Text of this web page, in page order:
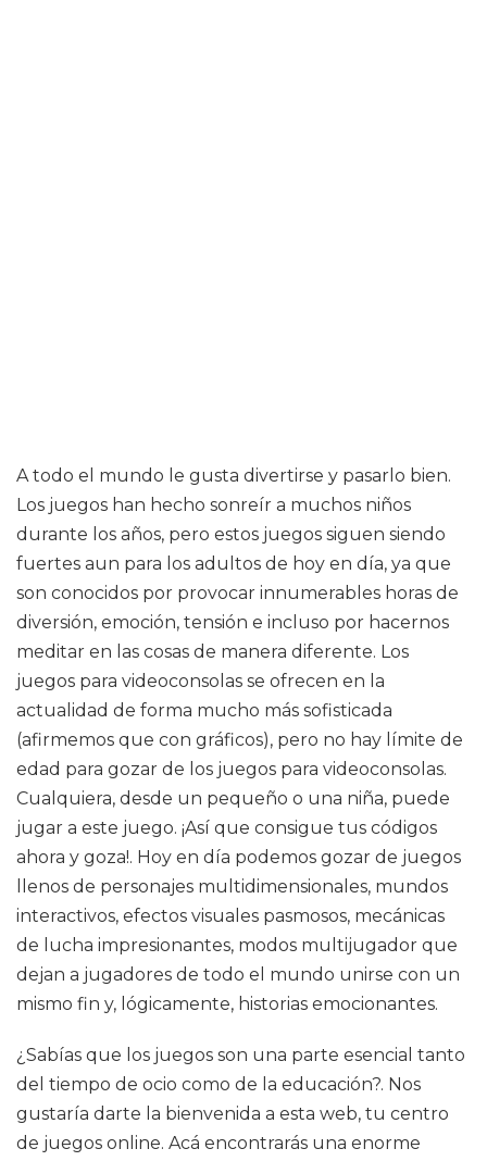
A todo el mundo le gusta divertirse y pasarlo bien.
Los juegos han hecho sonreír a muchos niños
durante los años, pero estos juegos siguen siendo
fuertes aun para los adultos de hoy en día, ya que
son conocidos por provocar innumerables horas de
diversión, emoción, tensión e incluso por hacernos
meditar en las cosas de manera diferente. Los
juegos para videoconsolas se ofrecen en la
actualidad de forma mucho más sofisticada
(afirmemos que con gráficos), pero no hay límite de
edad para gozar de los juegos para videoconsolas.
Cualquiera, desde un pequeño o una niña, puede
jugar a este juego. ¡Así que consigue tus códigos
ahora y goza!. Hoy en día podemos gozar de juegos
llenos de personajes multidimensionales, mundos
interactivos, efectos visuales pasmosos, mecánicas
de lucha impresionantes, modos multijugador que
dejan a jugadores de todo el mundo unirse con un
mismo fin y, lógicamente, historias emocionantes.
¿Sabías que los juegos son una parte esencial tanto
del tiempo de ocio como de la educación?. Nos
gustaría darte la bienvenida a esta web, tu centro
de juegos online. Acá encontrarás una enorme